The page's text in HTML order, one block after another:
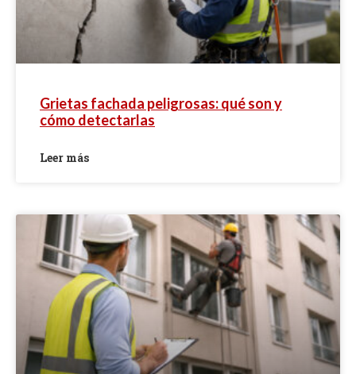
Grietas fachada peligrosas: qué son y
cómo detectarlas
Leer más